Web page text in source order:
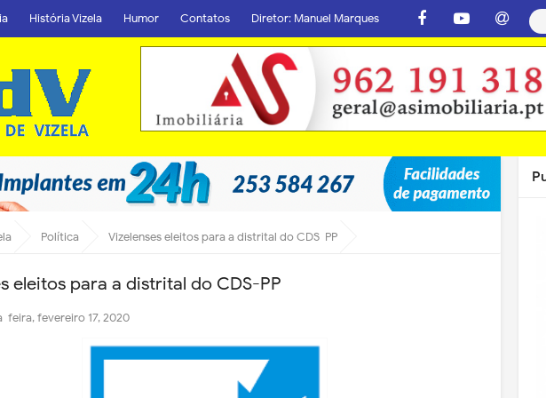
História Vizela Humor Contatos Diretor: Manuel Marques
Política Vizelenses eleitos para a distrital do CDS-PP
eleitos para a distrital do CDS-PP
feira, fevereiro 17, 2020